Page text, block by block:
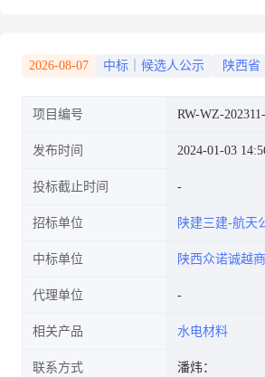
2026-08-07 中标｜候选人公示 陕西省
项目编号 RW-WZ-
发布时间 2024-01-03
投标截止时间
招标单位 陕建三建-航天
中标单位 陕西众诺诚越
代理单位
相关产品 水电材料
联系方式 潘炜：